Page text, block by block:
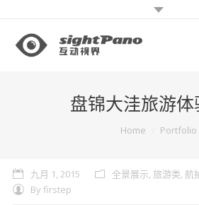
案例 | WORKS
盘锦大洼旅游体
Home Portfolio
九月 1, 2015 全景展示, 旅游类, 航
By firstep